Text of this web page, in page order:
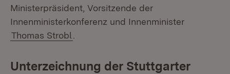
Ministerpräsident, Vorsitzende der
Innenministerkonferenz und Innenminister
Thomas Strobl
Unterzeichnung der Stuttgarter